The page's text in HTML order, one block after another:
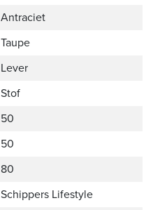
Antraciet
Taupe
Lever
Stof
50
50
80
Schippers Lifestyle